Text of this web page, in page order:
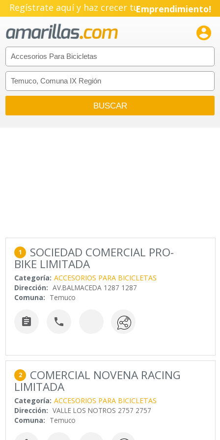
Regístrate aquí y haz crecer tuEmprendimiento!

1 SOCIEDAD COMERCIAL PRO-
BIKE LIMITADA
Categoría: ACCESORIOS PARA BICICLETAS
Dirección: AV.BALMACEDA 1287 1287
Comuna: Temuco
 
2 COMERCIAL NOVENA RACING
LIMITADA
Categoría: ACCESORIOS PARA BICICLETAS
Dirección: VALLE LOS NOTROS 2757 2757
Comuna: Temuco